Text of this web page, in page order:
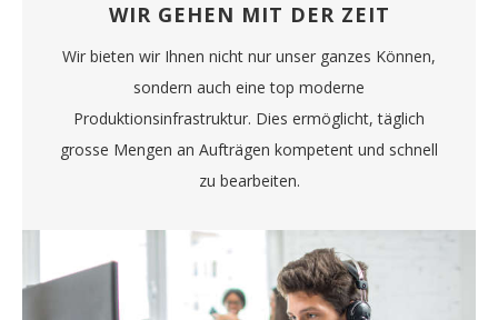
WIR GEHEN MIT DER ZEIT
Wir bieten wir Ihnen nicht nur unser ganzes Können,
sondern auch eine top moderne
Produktionsinfrastruktur. Dies ermöglicht, täglich
grosse Mengen an Aufträgen kompetent und schnell
zu bearbeiten.